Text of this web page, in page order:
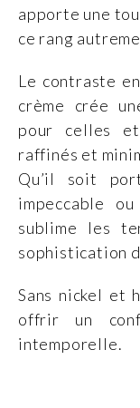
apporte une
ce rang
Le contraste
crème crée
pour celles
raffinés et
Qu’il soit
impeccable
sublime les
sophistication
Sans nickel et
offrir un
intemporelle.